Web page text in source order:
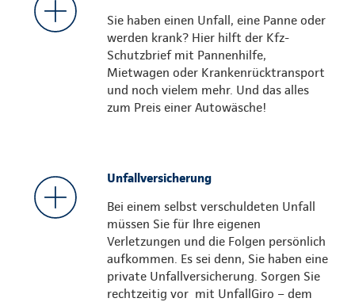
Sie haben einen Unfall, eine Panne oder
werden krank? Hier hilft der Kfz-
Schutzbrief mit Pannenhilfe,
Mietwagen oder Krankenrücktransport
und noch vielem mehr. Und das alles
zum Preis einer Autowäsche!
Unfallversicherung
Bei einem selbst verschuldeten Unfall
müssen Sie für Ihre eigenen
Verletzungen und die Folgen persönlich
aufkommen. Es sei denn, Sie haben eine
private Unfallversicherung. Sorgen Sie
rechtzeitig vor mit UnfallGiro – dem